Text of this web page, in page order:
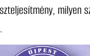
milyen